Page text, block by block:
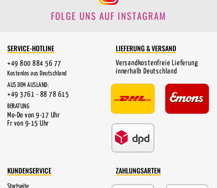
FOLGE UNS AUF INSTAGRAM
SERVICE-HOTLINE
+49 800 884 56 77
Kostenlos aus Deutschland
AUS DEM AUSLAND:
+49 3761 - 88 78 615
BERATUNG
Mo-Do von 9-17 Uhr
Fr von 9-15 Uhr
LIEFERUNG & VERSAND
Versandkostenfreie Lieferung
innerhalb Deutschland
KUNDENSERVICE
Startseite
ZAHLUNGSARTEN